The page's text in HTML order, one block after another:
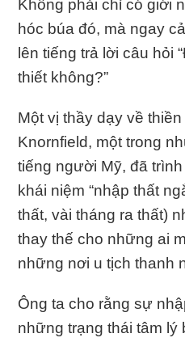
Không phải chỉ có giới
hóc búa đó, mà ngay
lên tiếng trả lời câu hỏi
thiết không?”
Một vị thầy dạy về
Knornfield, một trong
tiếng người Mỹ, đã
khái niệm “nhập thất
thất, vài tháng ra thất)
thay thế cho những ai
những nơi u tịch thanh
Ông ta cho rằng sự
những trạng thái tâm lý